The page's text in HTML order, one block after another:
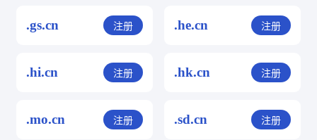
.gs.cn 注册 .he.cn 注册
.hi.cn 注册 .hk.cn 注册
.mo.cn 注册 .sd.cn 注册